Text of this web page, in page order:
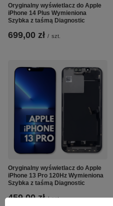
Oryginalny wyświetlacz do Apple
iPhone 14 Plus Wymieniona
Szybka z taśmą Diagnostic
699,00 zł / szt.
Oryginalny wyświetlacz do Apple
iPhone 13 Pro 120Hz Wymieniona
Szybka z taśmą Diagnostic
459,00 zł / szt.